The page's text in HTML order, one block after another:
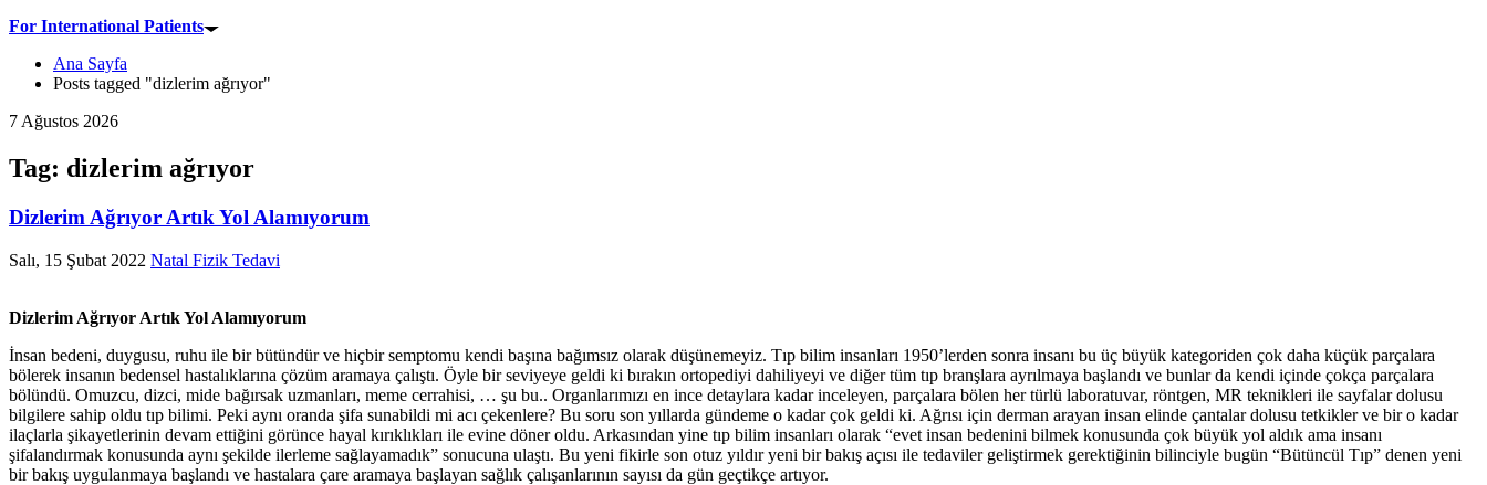
For International Patients
Ana Sayfa
Posts tagged "dizlerim ağrıyor"
7 Ağustos 2026
Tag: dizlerim ağrıyor
Dizlerim Ağrıyor Artık Yol Alamıyorum
Salı, 15 Şubat 2022 Natal Fizik Tedavi
Dizlerim Ağrıyor Artık Yol Alamıyorum
İnsan bedeni, duygusu, ruhu ile bir bütündür ve hiçbir semptomu kendi başına bağımsız olarak düşünemeyiz. Tıp bilim insanları 1950’lerden sonra insanı bu üç büyük kategoriden çok daha küçük parçalara
bölerek insanın bedensel hastalıklarına çözüm aramaya çalıştı. Öyle bir seviyeye geldi ki bırakın ortopediyi dahiliyeyi ve diğer tüm tıp branşlara ayrılmaya başlandı ve bunlar da kendi içinde çokça parçalara
bölündü. Omuzcu, dizci, mide bağırsak uzmanları, meme cerrahisi, … şu bu.. Organlarımızı en ince detaylara kadar inceleyen, parçalara bölen her türlü laboratuvar, röntgen, MR teknikleri ile sayfalar dolusu
bilgilere sahip oldu tıp bilimi. Peki aynı oranda şifa sunabildi mi acı çekenlere? Bu soru son yıllarda gündeme o kadar çok geldi ki. Ağrısı için derman arayan insan elinde çantalar dolusu tetkikler ve bir o kadar
ilaçlarla şikayetlerinin devam ettiğini görünce hayal kırıklıkları ile evine döner oldu. Arkasından yine tıp bilim insanları olarak “evet insan bedenini bilmek konusunda çok büyük yol aldık ama insanı
şifalandırmak konusunda aynı şekilde ilerleme sağlayamadık” sonucuna ulaştı. Bu yeni fikirle son otuz yıldır yeni bir bakış açısı ile tedaviler geliştirmek gerektiğinin bilinciyle bugün “Bütüncül Tıp” denen yeni
bir bakış uygulanmaya başlandı ve hastalara çare aramaya başlayan sağlık çalışanlarının sayısı da gün geçtikçe artıyor.